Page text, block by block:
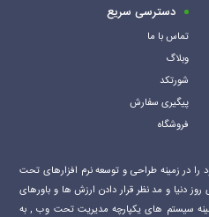
دسترسی سریع
تماس با ما
وبلاگ
شورتکد
پیگیری سفارش
فروشگاه
سال 1390 فعالیت خود را در زمینه طراحی و توسعه نرم افزارهای تحت
دنیا و مد نظر قرار دادن ارزش ها و باورهای
سیستم های یکپارچه مدیریت تحت وب , به